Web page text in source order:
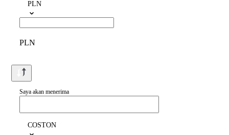
PLN
PLN
Saya akan menerima
COSTON